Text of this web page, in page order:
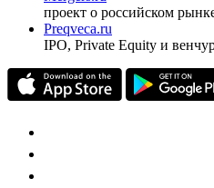
Investfunds
универсальный ресурс по
частного инвестора России
проект о российском
Preqveca.ru